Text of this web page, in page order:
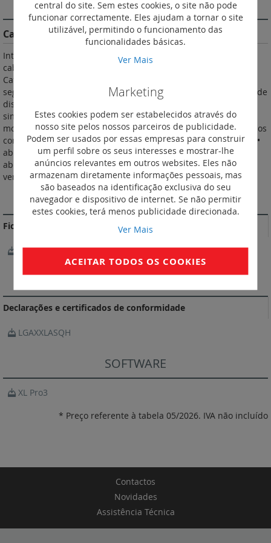
DESCRIÇÃO
Características do Produto
Interrupteurs-sectionneurs DX³-IS para seccionamento de
cabeça da instalação com disparo a distancia, 40 a 125 A
Categoria de emprego AC22A e AC23 A (AC22A para 125 A)
segundo a IEC/EN 60947-3 Podem ser equipados com bobinas de
disparo à distância Aceitam os auxiliares de comando e de
sinalização comuns aos disjuntores DX3 Aceitam comandos
motorizados Punho vermelho Indicação visual do estado real dos
contactos: • fechados ou defeito (indicador vermelho: "I - ON") •
abertos (indicador verde: "O - OFF") Em caso de defeito na
abertura, o punho fica em posição central e o indicador
vermelho assinala o pólo em defeito
MAIS INFORMAÇÃO
Fichas Técnicas
FichaTécnica_F01677FR-00
Declarações e certificados de conformidade
LGAXXLASQH
SOFTWARE
XL Pro3
* Preço referente à tabela 05/2026. IVA não incluído
Contactos
Novidades
Assistência Técnica
central do site. Sem estes cookies, o site não pode
funcionar correctamente. Eles ajudam a tornar o site
utilizável, permitindo o funcionamento das
funcionalidades básicas.
Ver Mais
Marketing
Estes cookies podem ser estabelecidos através do
nosso site pelos nossos parceiros de publicidade.
Podem ser usados por essas empresas para construir
um perfil sobre os seus interesses e mostrar-lhe
anúncios relevantes em outros websites. Eles não
armazenam diretamente informações pessoais, mas
são baseados na identificação exclusiva do seu
navegador e dispositivo de internet. Se não permitir
estes cookies, terá menos publicidade direcionada.
Ver Mais
ACEITAR TODOS OS COOKIES